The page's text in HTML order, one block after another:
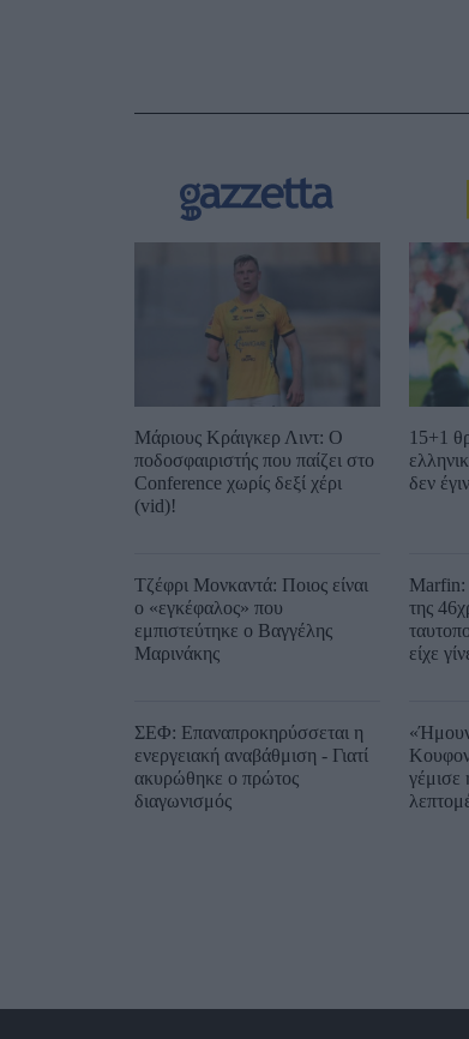
Μάριους Κράιγκερ Λιντ: Ο
ποδοσφαιριστής που παίζει στο
Conference χωρίς δεξί χέρι
(vid)!
Τζέφρι Μονκαντά: Ποιος είναι
ο «εγκέφαλος» που
εμπιστεύτηκε ο Βαγγέλης
Μαρινάκης
ΣΕΦ: Επαναπροκηρύσσεται η
ενεργειακή αναβάθμιση - Γιατί
ακυρώθηκε ο πρώτος
διαγωνισμός
15+1
δεν
Marfin:
της
είχε
γέμισε